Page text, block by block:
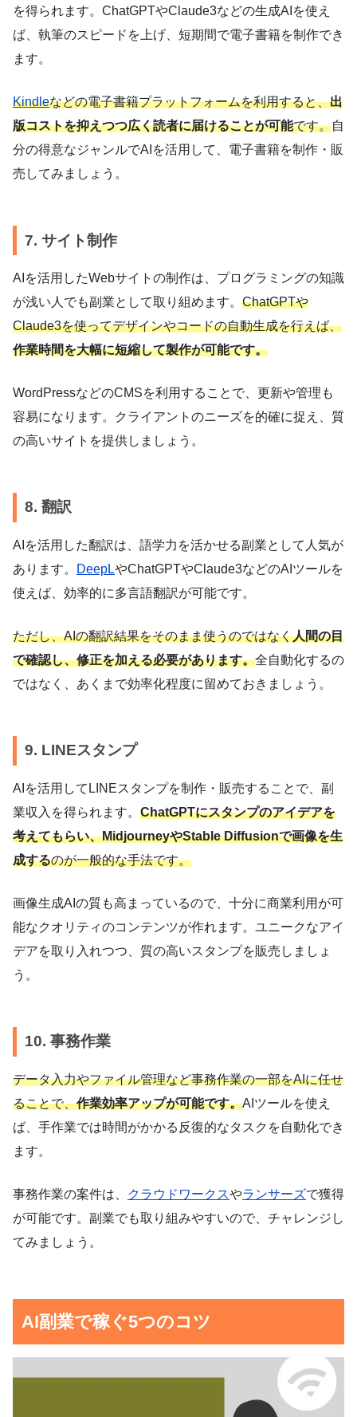
を得られます。ChatGPTやClaude3などの生成AIを使え
ば、執筆のスピードを上げ、短期間で電子書籍を制作でき
ます。
Kindleなどの電子書籍プラットフォームを利用すると、出
版コストを抑えつつ広く読者に届けることが可能です。自
分の得意なジャンルでAIを活用して、電子書籍を制作・販
売してみましょう。
7. サイト制作
AIを活用したWebサイトの制作は、プログラミングの知識
が浅い人でも副業として取り組めます。 ChatGPTや
Claude3を使ってデザインやコードの自動生成を行えば、
作業時間を大幅に短縮して製作が可能です。
WordPressなどのCMSを利用することで、更新や管理も
容易になります。クライアントのニーズを的確に捉え、質
の高いサイトを提供しましょう。
8. 翻訳
AIを活用した翻訳は、語学力を活かせる副業として人気が
あります。
DeepLやChatGPTやClaude3などのAIツールを
使えば、効率的に多言語翻訳が可能です。
ただし、AIの翻訳結果をそのまま使うのではなく人間の目
で確認し、修正を加える必要があります。全自動化するの
ではなく、あくまで効率化程度に留めておきましょう。
9. LINEスタンプ
AIを活用してLINEスタンプを制作・販売することで、副
業収入を得られます。 ChatGPTにスタンプのアイデアを
考えてもらい、MidjourneyやStable Diffusionで画像を生
成するのが一般的な手法です。
画像生成AIの質も高まっているので、十分に商業利用が可
能なクオリティのコンテンツが作れます。ユニークなアイ
デアを取り入れつつ、質の高いスタンプを販売しましょ
う。
10. 事務作業
データ入力やファイル管理など事務作業の一部をAIに任せ
ることで、作業効率アップが可能です。AIツールを使え
ば、手作業では時間がかかる反復的なタスクを自動化でき
ます。
事務作業の案件は、 クラウドワークスやランサーズで獲得
が可能です。副業でも取り組みやすいので、チャレンジし
てみましょう。
AI副業で稼ぐ5つのコツ